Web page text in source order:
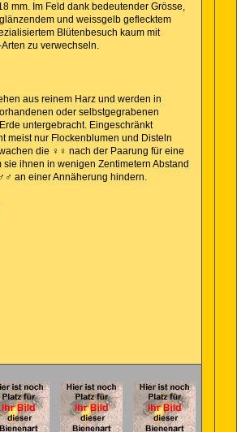
mm. Im Feld dank bedeutender Grösse,
und weissgelb geflecktem
Blütenbesuch kaum mit
zu verwechseln.
aus reinem Harz und werden in
oder selbstgegrabenen
untergebracht. Eingeschränkt
meist nur Flockenblumen und Disteln
die ♀♀ nach der Paarung für eine
sie ihnen in wenigen Zentimetern Abstand
an einer Annäherung hindern.